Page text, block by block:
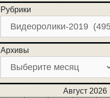
Рубрики
Архивы
Август 2026